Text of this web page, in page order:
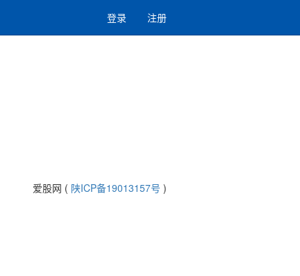
登录 注册
爱股网 ( 陕ICP备19013157号 )